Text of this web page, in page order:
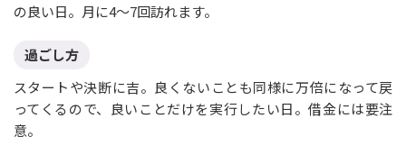
の良い日。月に4〜7回訪れます。
過ごし方
スタートや決断に吉。良くないことも同様に万倍になって戻
ってくるので、良いことだけを実行したい日。借金には要注
意。